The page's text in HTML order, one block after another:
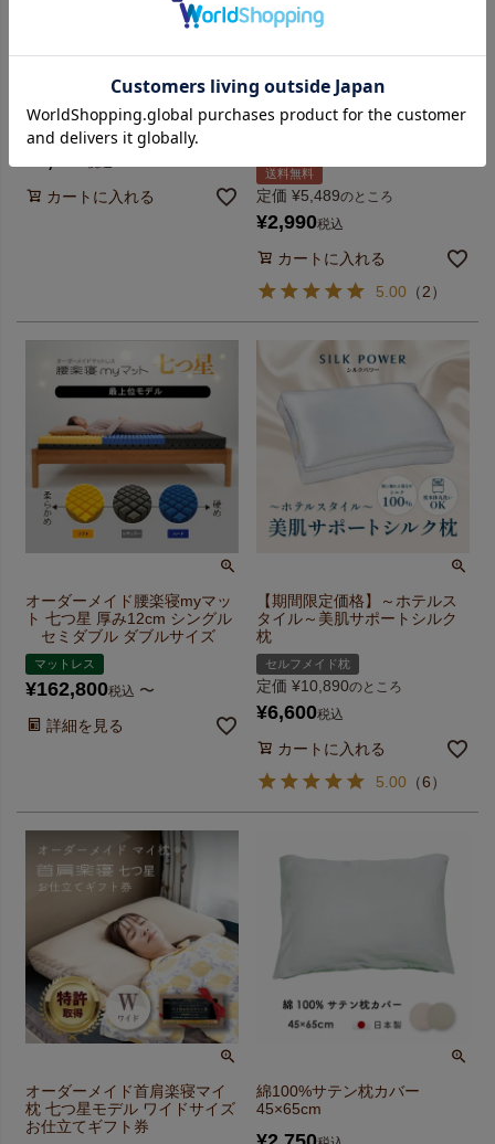
【オーダーメイドマイ枕七つ
星 ワイド専用】肌優和晒ガー
ゼ枕カバー 53×80cm
カートに入れる
【2点以上ご購入で
10%OFF！】シルクナイトキ
ャップ 筒型全周ゴム ロング
送料無料
定価 ¥5,489のところ
¥2,990税込
カートに入れる
5.00 （2）
オーダーメイド腰楽寝myマッ
ト 七つ星 厚み12cm シングル
セミダブル ダブルサイズ
マットレス
¥162,800税込 〜
詳細を見る
【期間限定価格】～ホテルス
タイル～美肌サポートシルク
枕
セルフメイド枕
定価 ¥10,890のところ
¥6,600税込
カートに入れる
5.00 （6）
オーダーメイド首肩楽寝マイ
枕 七つ星モデル ワイドサイズ
お仕立てギフト券
綿100%サテン枕カバー
45×65cm